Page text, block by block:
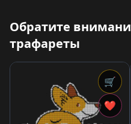
Обратите
трафареты
🛒
❤